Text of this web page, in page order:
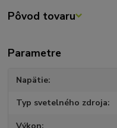
Pôvod tovaru
Parametre
Napätie
Typ svetelného zdroja